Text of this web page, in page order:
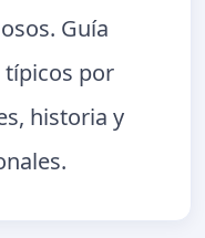
Guía
típicos por
historia y